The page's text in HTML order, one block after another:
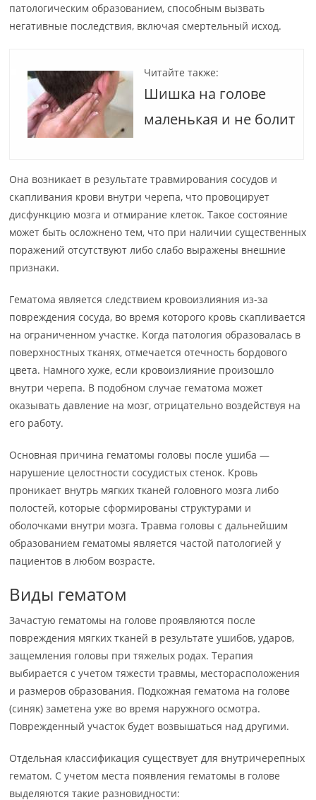
патологическим образованием, способным вызвать
негативные последствия, включая смертельный исход.
Читайте также:
Шишка на голове
маленькая и не болит
Она возникает в результате травмирования сосудов и
скапливания крови внутри черепа, что провоцирует
дисфункцию мозга и отмирание клеток. Такое состояние
может быть осложнено тем, что при наличии существенных
поражений отсутствуют либо слабо выражены внешние
признаки.
Гематома является следствием кровоизлияния из-за
повреждения сосуда, во время которого кровь скапливается
на ограниченном участке. Когда патология образовалась в
поверхностных тканях, отмечается отечность бордового
цвета. Намного хуже, если кровоизлияние произошло
внутри черепа. В подобном случае гематома может
оказывать давление на мозг, отрицательно воздействуя на
его работу.
Основная причина гематомы головы после ушиба —
нарушение целостности сосудистых стенок. Кровь
проникает внутрь мягких тканей головного мозга либо
полостей, которые сформированы структурами и
оболочками внутри мозга. Травма головы с дальнейшим
образованием гематомы является частой патологией у
пациентов в любом возрасте.
Виды гематом
Зачастую гематомы на голове проявляются после
повреждения мягких тканей в результате ушибов, ударов,
защемления головы при тяжелых родах. Терапия
выбирается с учетом тяжести травмы, месторасположения
и размеров образования. Подкожная гематома на голове
(синяк) заметена уже во время наружного осмотра.
Поврежденный участок будет возвышаться над другими.
Отдельная классификация существует для внутричерепных
гематом. С учетом места появления гематомы в голове
выделяются такие разновидности: